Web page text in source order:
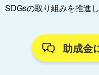
SDGsの取り組みを推進
助成金